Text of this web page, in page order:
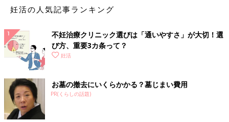
妊活の人気記事ランキング
不妊治療クリニック選びは「通いやすさ」が大切！選
び方、重要3カ条って？
妊活
お墓の撤去にいくらかかる？墓じまい費用
PR(くらしの話題)